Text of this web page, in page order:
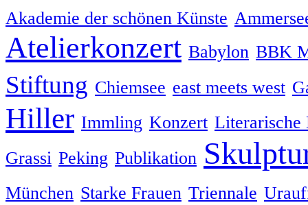
Akademie der schönen Künste
Atelierkonzert Babylon BBK
Stiftung Chiemsee east meets west
Hiller Immling Konzert Literarische
Grassi Peking Publikation
München Starke Frauen Triennale